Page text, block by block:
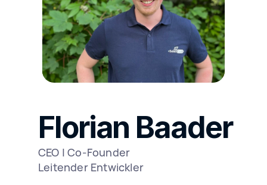
Florian Baader
CEO | Co-Founder
Leitender Entwickler